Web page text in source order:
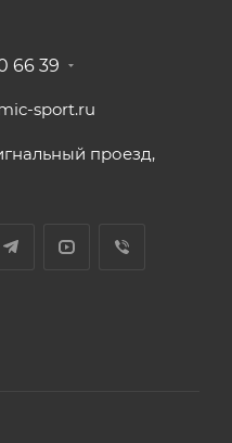
66 39
sport.ru
проезд,